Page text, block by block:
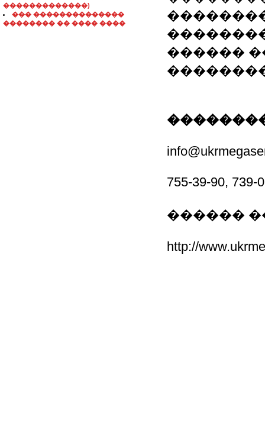
�������������)
��� ��������������
�������� �� ���� ����
������
755-39-90, 739-
������
http://